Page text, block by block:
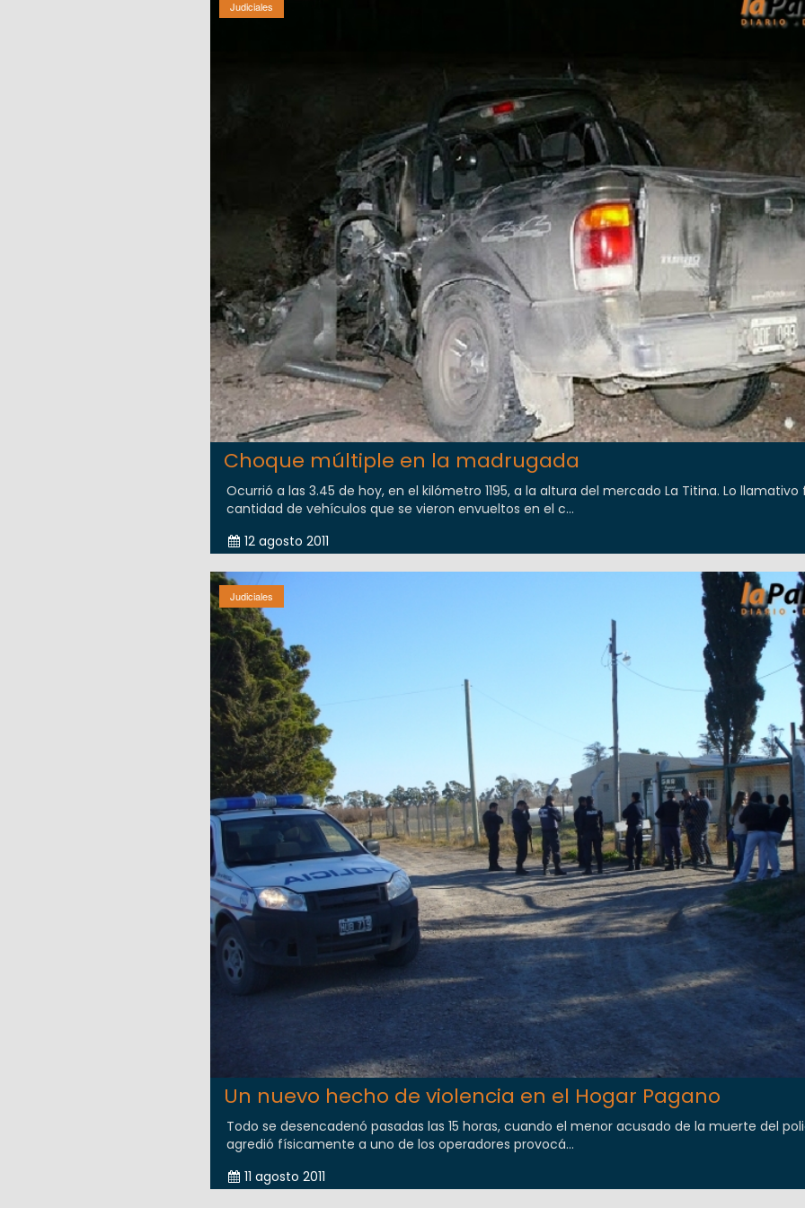
Judiciales
Choque múltiple en la madrugada
Ocurrió a las 3.45 de hoy, en el kilómetro 1195, a la altura del mercado La Titina. Lo llamativo
cantidad de vehículos que se vieron envueltos en el c...
12 agosto 2011
Judiciales
Un nuevo hecho de violencia en el Hogar Pagano
Todo se desencadenó pasadas las 15 horas, cuando el menor acusado de la muerte del
agredió físicamente a uno de los operadores provocá...
11 agosto 2011